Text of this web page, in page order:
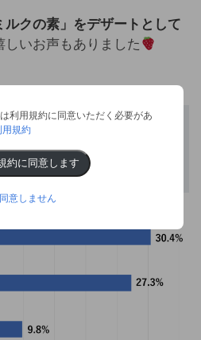
ルクの素」をデザートとして
しいお声もありました
なお食事を召し上
利用規約に同意いただく必要があ
用規約
約に同意します
同意しません